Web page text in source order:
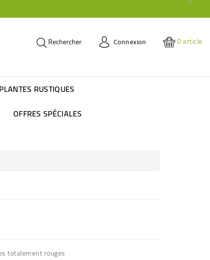
Rechercher Connexion 0article
PLANTES RUSTIQUES
OFFRES SPÉCIALES
totalement rouges